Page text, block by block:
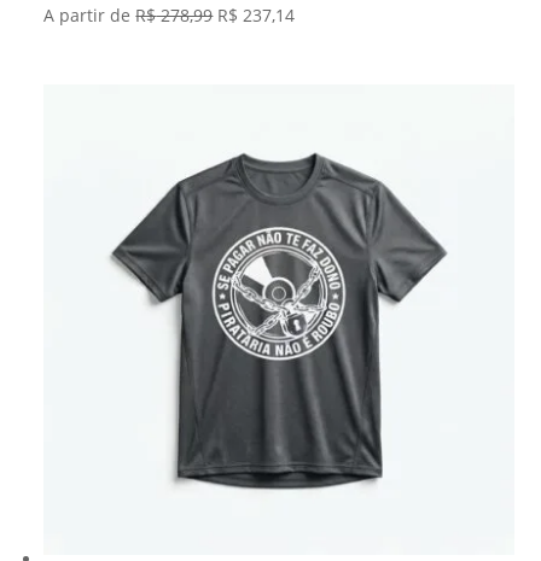
A partir deR$278,99 O
R$ 237,14O